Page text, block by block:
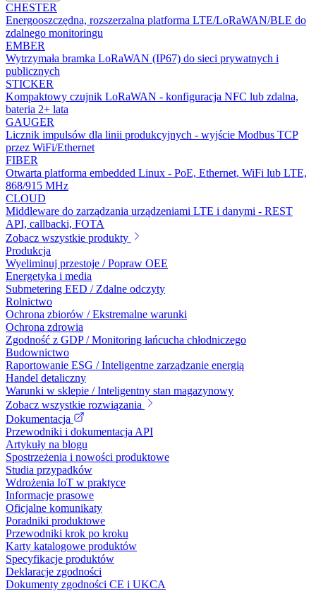
CHESTER
Energooszczędna, rozszerzalna platforma LTE/LoRaWAN/BLE do
zdalnego monitoringu
EMBER
Wytrzymała bramka LoRaWAN (IP67) do sieci prywatnych i
publicznych
STICKER
Kompaktowy czujnik LoRaWAN - konfiguracja NFC lub zdalna,
bateria 2+ lata
GAUGER
Licznik impulsów dla linii produkcyjnych - wyjście Modbus TCP
przez WiFi/Ethernet
FIBER
Otwarta platforma embedded Linux - PoE, Ethernet, WiFi lub LTE,
868/915 MHz
CLOUD
Middleware do zarządzania urządzeniami LTE i danymi - REST
API, callbacki, FOTA
Zobacz wszystkie produkty
Produkcja
Wyeliminuj przestoje / Popraw OEE
Energetyka i media
Submetering EED / Zdalne odczyty
Rolnictwo
Ochrona zbiorów / Ekstremalne warunki
Ochrona zdrowia
Zgodność z GDP / Monitoring łańcucha chłodniczego
Budownictwo
Raportowanie ESG / Inteligentne zarządzanie energią
Handel detaliczny
Warunki w sklepie / Inteligentny stan magazynowy
Zobacz wszystkie rozwiązania
Dokumentacja
Przewodniki i dokumentacja API
Artykuły na blogu
Spostrzeżenia i nowości produktowe
Studia przypadków
Wdrożenia IoT w praktyce
Informacje prasowe
Oficjalne komunikaty
Poradniki produktowe
Przewodniki krok po kroku
Karty katalogowe produktów
Specyfikacje produktów
Deklaracje zgodności
Dokumenty zgodności CE i UKCA